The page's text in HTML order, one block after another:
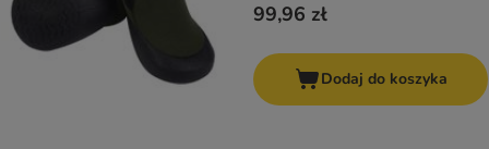
99,96 zł
Dodaj do koszyka